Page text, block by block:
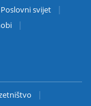
Poslovni svijet